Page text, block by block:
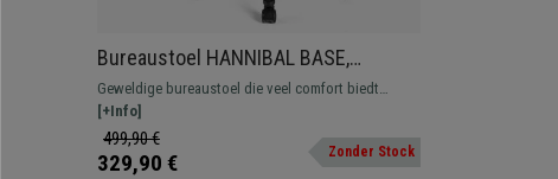
Bureaustoel HANNIBAL BASE,
Verstelbare Armleuningen, in Leder,
Paars
Geweldige bureaustoel die veel comfort biedt
tijdens het dagelijkse gebruik. Verkrijgbaar in
verschillende kleuren en afwerkingen.
[+Info]
499,90 €
329,90 € Zonder Stock